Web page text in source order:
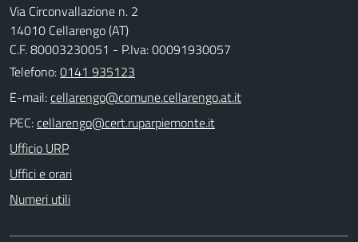
Via Circonvallazione n. 2
14010 Cellarengo (AT)
C.F. 80003230051 - P.Iva: 00091930057
Telefono:0141 935123
E-mail:
PEC:
Ufficio URP
Uffici e orari
Numeri utili